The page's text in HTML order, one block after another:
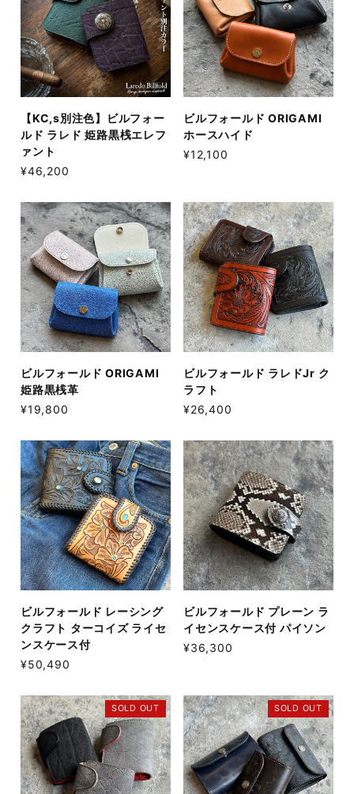
【KC,s別注色】ビルフォー
ルド ラレド 姫路黒桟エレフ
ァント
¥46,200
ビルフォールド ORIGAMI
ホースハイド
¥12,100
ビルフォールド ORIGAMI
姫路黒桟革
¥19,800
ビルフォールド ラレドJr ク
ラフト
¥26,400
ビルフォールド レーシング
クラフト ターコイズ ライセ
ンスケース付
¥50,490
ビルフォールド プレーン ラ
イセンスケース付 パイソン
¥36,300
SOLD OUT SOLD OUT